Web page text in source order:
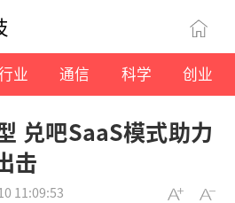
业 通信 科学 创业
兑吧SaaS模式助力
击
11:09:53